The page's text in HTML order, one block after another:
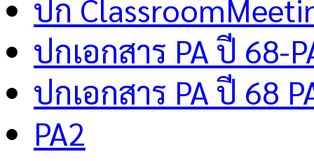
ปก
ปกเอกสาร PA ปี 68-
ปกเอกสาร PA ปี 68
PA2